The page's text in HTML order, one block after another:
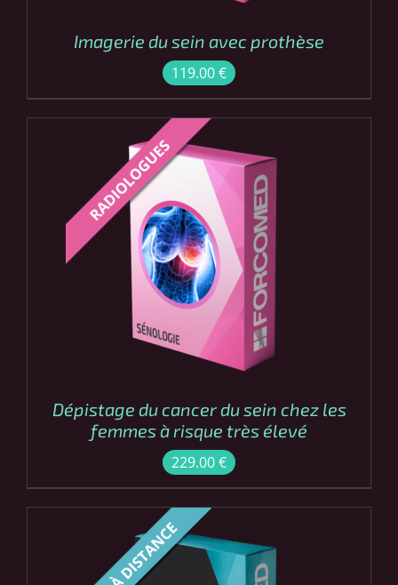
Imagerie du sein avec prothèse
119.00€
COMMANDER /
DÉTAILS
Dépistage du cancer du sein chez les
femmes à risque très élevé
229.00€